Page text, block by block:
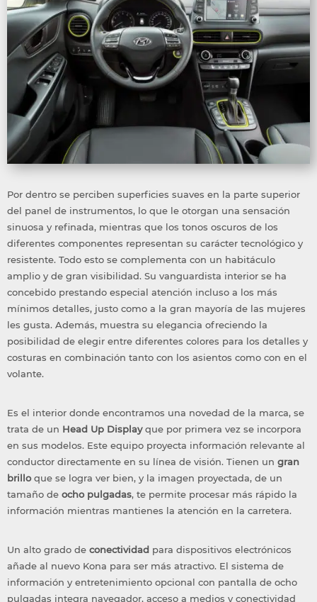
Por dentro se perciben superficies suaves en la parte superior
del panel de instrumentos, lo que le otorgan una sensación
sinuosa y refinada, mientras que los tonos oscuros de los
diferentes componentes representan su carácter tecnológico y
resistente. Todo esto se complementa con un habitáculo
amplio y de gran visibilidad. Su vanguardista interior se ha
concebido prestando especial atención incluso a los más
mínimos detalles, justo como a la gran mayoría de las mujeres
les gusta. Además, muestra su elegancia ofreciendo la
posibilidad de elegir entre diferentes colores para los detalles y
costuras en combinación tanto con los asientos como con en el
volante.
Es el interior donde encontramos una novedad de la marca, se
trata de un Head Up Displayque por primera vez se incorpora
en sus modelos. Este equipo proyecta información relevante al
conductor directamente en su línea de visión. Tienen un gran
brilloque se logra ver bien, y la imagen proyectada, de un
tamaño de ocho pulgadas, te permite procesar más rápido la
información mientras mantienes la atención en la carretera.
Un alto grado de conectividad para dispositivos electrónicos
añade al nuevo Kona para ser más atractivo. El sistema de
información y entretenimiento opcional con pantalla de ocho
pulgadas integra navegador, acceso a medios y conectividad